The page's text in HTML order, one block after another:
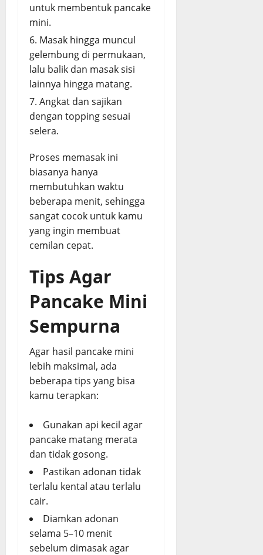
untuk membentuk pancake
mini.
Masak hingga muncul
gelembung di permukaan,
lalu balik dan masak sisi
lainnya hingga matang.
Angkat dan sajikan
dengan topping sesuai
selera.
Proses memasak ini
biasanya hanya
membutuhkan waktu
beberapa menit, sehingga
sangat cocok untuk kamu
yang ingin membuat
cemilan cepat.
Tips Agar
Pancake Mini
Sempurna
Agar hasil pancake mini
lebih maksimal, ada
beberapa tips yang bisa
kamu terapkan:
Gunakan api kecil agar
pancake matang merata
dan tidak gosong.
Pastikan adonan tidak
terlalu kental atau terlalu
cair.
Diamkan adonan
selama 5–10 menit
sebelum dimasak agar